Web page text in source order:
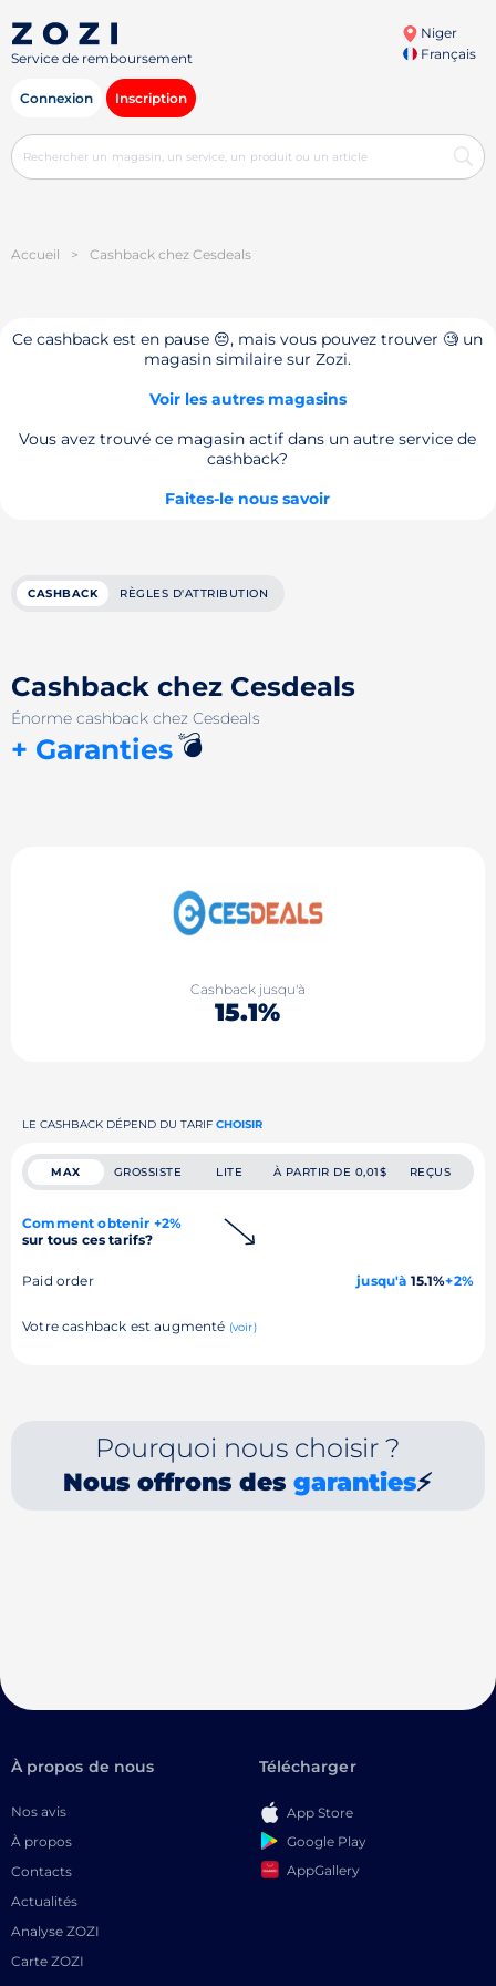
Service de remboursement
Niger
Français
Connexion Inscription
Accueil > Cashback chez Cesdeals
Ce cashback est en pause 😔, mais vous pouvez trouver 🧐 un
magasin similaire sur Zozi.
Voir les autres magasins
Vous avez trouvé ce magasin actif dans un autre service de
cashback?
Faites-le nous savoir
CASHBACK RÈGLES D'ATTRIBUTION
Cashback chez Cesdeals
Énorme cashback chez Cesdeals
+ Garanties💣
Cashback jusqu'à
15.1%
LE CASHBACK DÉPEND DU TARIF CHOISIR
MAX GROSSISTE LITE À PARTIR DE 0,01$ REÇUS
Comment obtenir +2%
sur tous ces tarifs?
Paid order jusqu'à 15.1%+2%
Votre cashback est augmenté (voir)
Pourquoi nous choisir ?
Nous offrons desgaranties⚡
À propos de nous
Nos avis
À propos
Contacts
Actualités
Analyse ZOZI
Carte ZOZI
Télécharger
App Store
Google Play
AppGallery